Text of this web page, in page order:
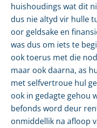
huishoudings wat dit
dus nie altyd vir hulle
oor geldsake en
was dus om iets te
ook toerus met die
maar ook daarna, as
met selfvertroue hul
ook in gedagte gehou
befonds word deur
onmiddellik na afloop